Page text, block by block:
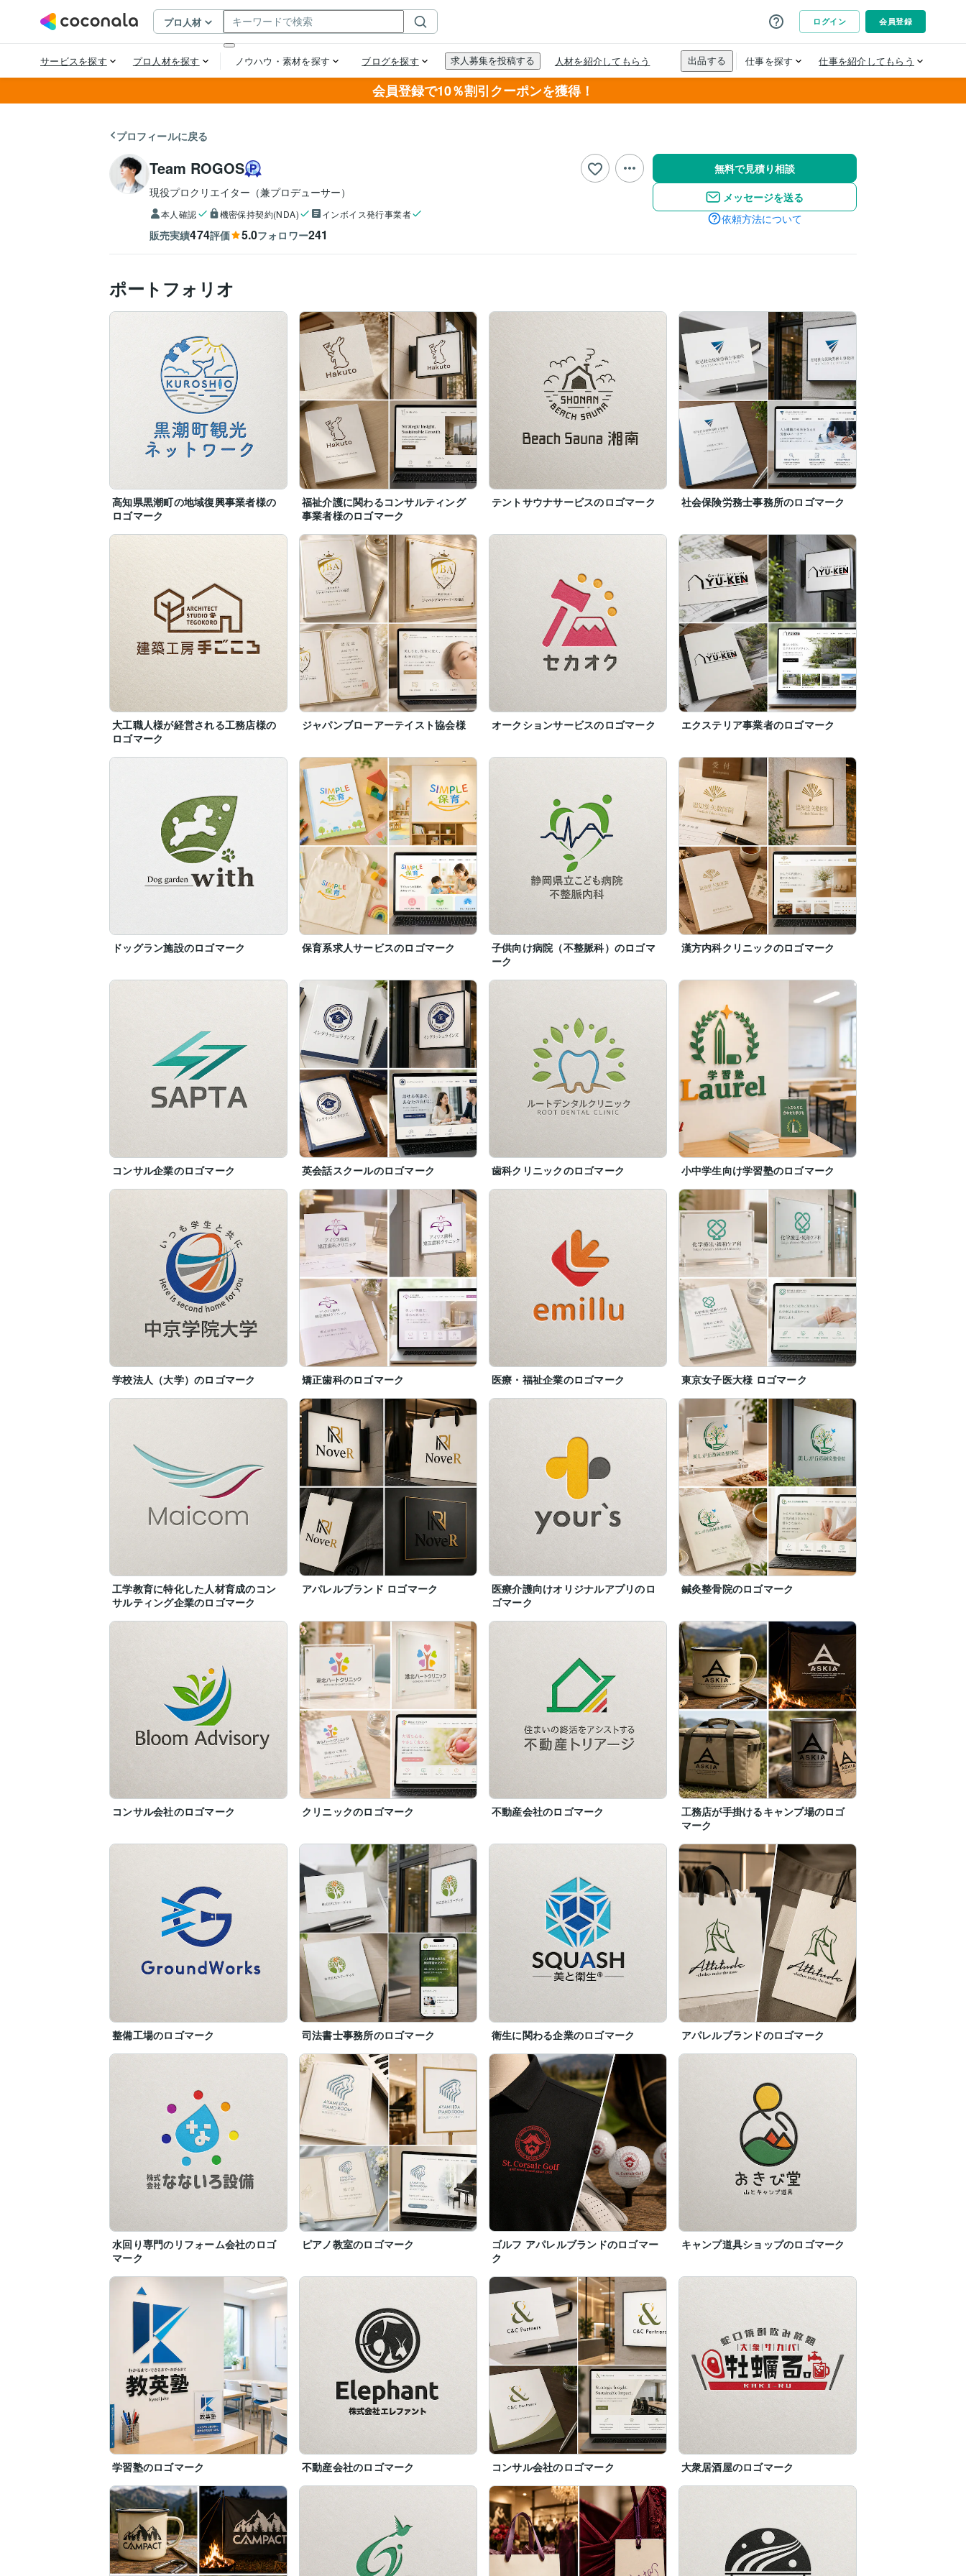
会員登録で10％割引クーポンを獲得！
プロフィールに戻る
Team ROGOS
現役プロクリエイター（兼プロデューサー）
本人確認 機密保持契約(NDA) インボイス発行事業者
販売実績474評価 5.0フォロワー241
無料で見積り相談
メッセージを送る
依頼方法について
ポートフォリオ
高知県黒潮町の地域復興事業者様の
ロゴマーク
福祉介護に関わるコンサルティング
事業者様のロゴマーク
テントサウナサービスのロゴマーク 社会保険労務士事務所のロゴマーク
大工職人様が経営される工務店様の
ロゴマーク
ジャパンブローアーテイスト協会様 オークションサービスのロゴマーク エクステリア事業者のロゴマーク
ドッグラン施設のロゴマーク 保育系求人サービスのロゴマーク
子供向け病院（不整脈科）のロゴマ
ーク
漢方内科クリニックのロゴマーク
コンサル企業のロゴマーク 英会話スクールのロゴマーク 歯科クリニックのロゴマーク 小中学生向け学習塾のロゴマーク
学校法人（大学）のロゴマーク 矯正歯科のロゴマーク 医療・福祉企業のロゴマーク 東京女子医大様 ロゴマーク
工学教育に特化した人材育成のコン
サルティング企業のロゴマーク
アパレルブランド ロゴマーク
医療介護向けオリジナルアプリのロ
ゴマーク
鍼灸整骨院のロゴマーク
コンサル会社のロゴマーク クリニックのロゴマーク 不動産会社のロゴマーク
工務店が手掛けるキャンプ場のロゴ
マーク
整備工場のロゴマーク 司法書士事務所のロゴマーク 衛生に関わる企業のロゴマーク アパレルブランドのロゴマーク
水回り専門のリフォーム会社のロゴ
マーク
ピアノ教室のロゴマーク
ゴルフ アパレルブランドのロゴマー
ク
キャンプ道具ショップのロゴマーク
学習塾のロゴマーク 不動産会社のロゴマーク コンサル会社のロゴマーク 大衆居酒屋のロゴマーク